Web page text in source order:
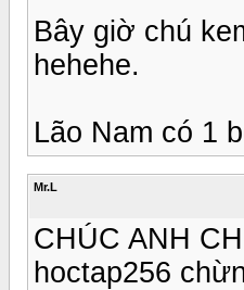
Bây giờ chú
hehehe.
Lão Nam có 1
Mr.L
CHÚC ANH
hoctap256